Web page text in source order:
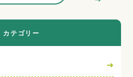
カテゴリー